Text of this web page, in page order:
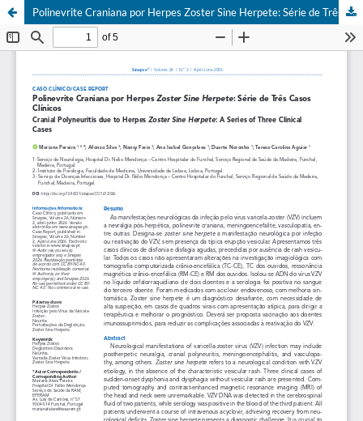
Polinevrite Craniana por Herpes Zoster Sine Herpete: Série de Três Casos Clínicos